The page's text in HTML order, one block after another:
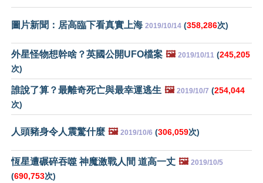
圖片新聞：居高臨下看真實上海 2019/10/14 (358,286次)
外星怪物想幹啥？英國公開UFO檔案 🖼️ 2019/10/11 (245,205
次)
誰說了算？最離奇死亡與最幸運逃生 🖼️ 2019/10/7 (254,044
次)
人頭豬身令人震驚什麼 🖼️ 2019/10/6 (306,059次)
恆星遭碾碎吞噬 神魔激戰人間 道高一丈 🖼️ 2019/10/5
(690,753次)